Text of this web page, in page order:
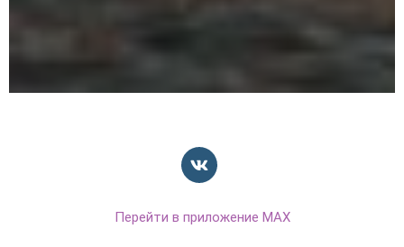
Перейти в приложение MAX